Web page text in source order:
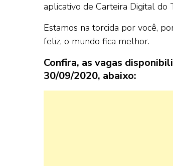
aplicativo de Carteira Digital
Estamos na torcida por você,
feliz, o mundo fica melhor.
Confira, as vagas
30/09/2020, abaixo: